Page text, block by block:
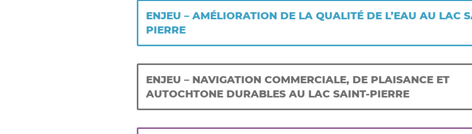
ENJEU – AMÉLIORATION DE LA QUALITÉ DE L’EAU AU LAC
PIERRE
ENJEU – NAVIGATION COMMERCIALE, DE PLAISANCE ET
AUTOCHTONE DURABLES AU LAC SAINT-PIERRE